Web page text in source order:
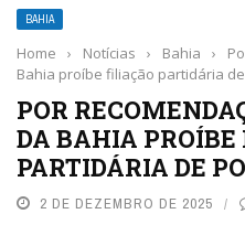
BAHIA
Home › Notícias › Bahia ›
Bahia proíbe filiação partidária
POR
DA BAHIA PROÍBE
PARTIDÁRIA DE
2 DE DEZEMBRO DE 2025